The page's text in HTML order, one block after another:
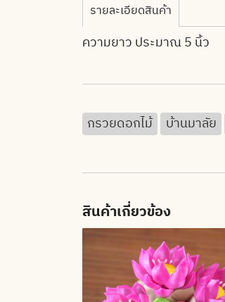
รายละเอียดสินค้า
ความยาว ประมาณ 5 นิ้ว
กรวยดอกไม้ บ้านมาลัย
สินค้าเกี่ยวข้อง